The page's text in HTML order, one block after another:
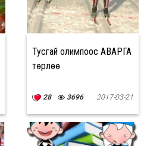
Тусгай олимпоос АВАРГА
төрлөө
28 3696 2017-03-21